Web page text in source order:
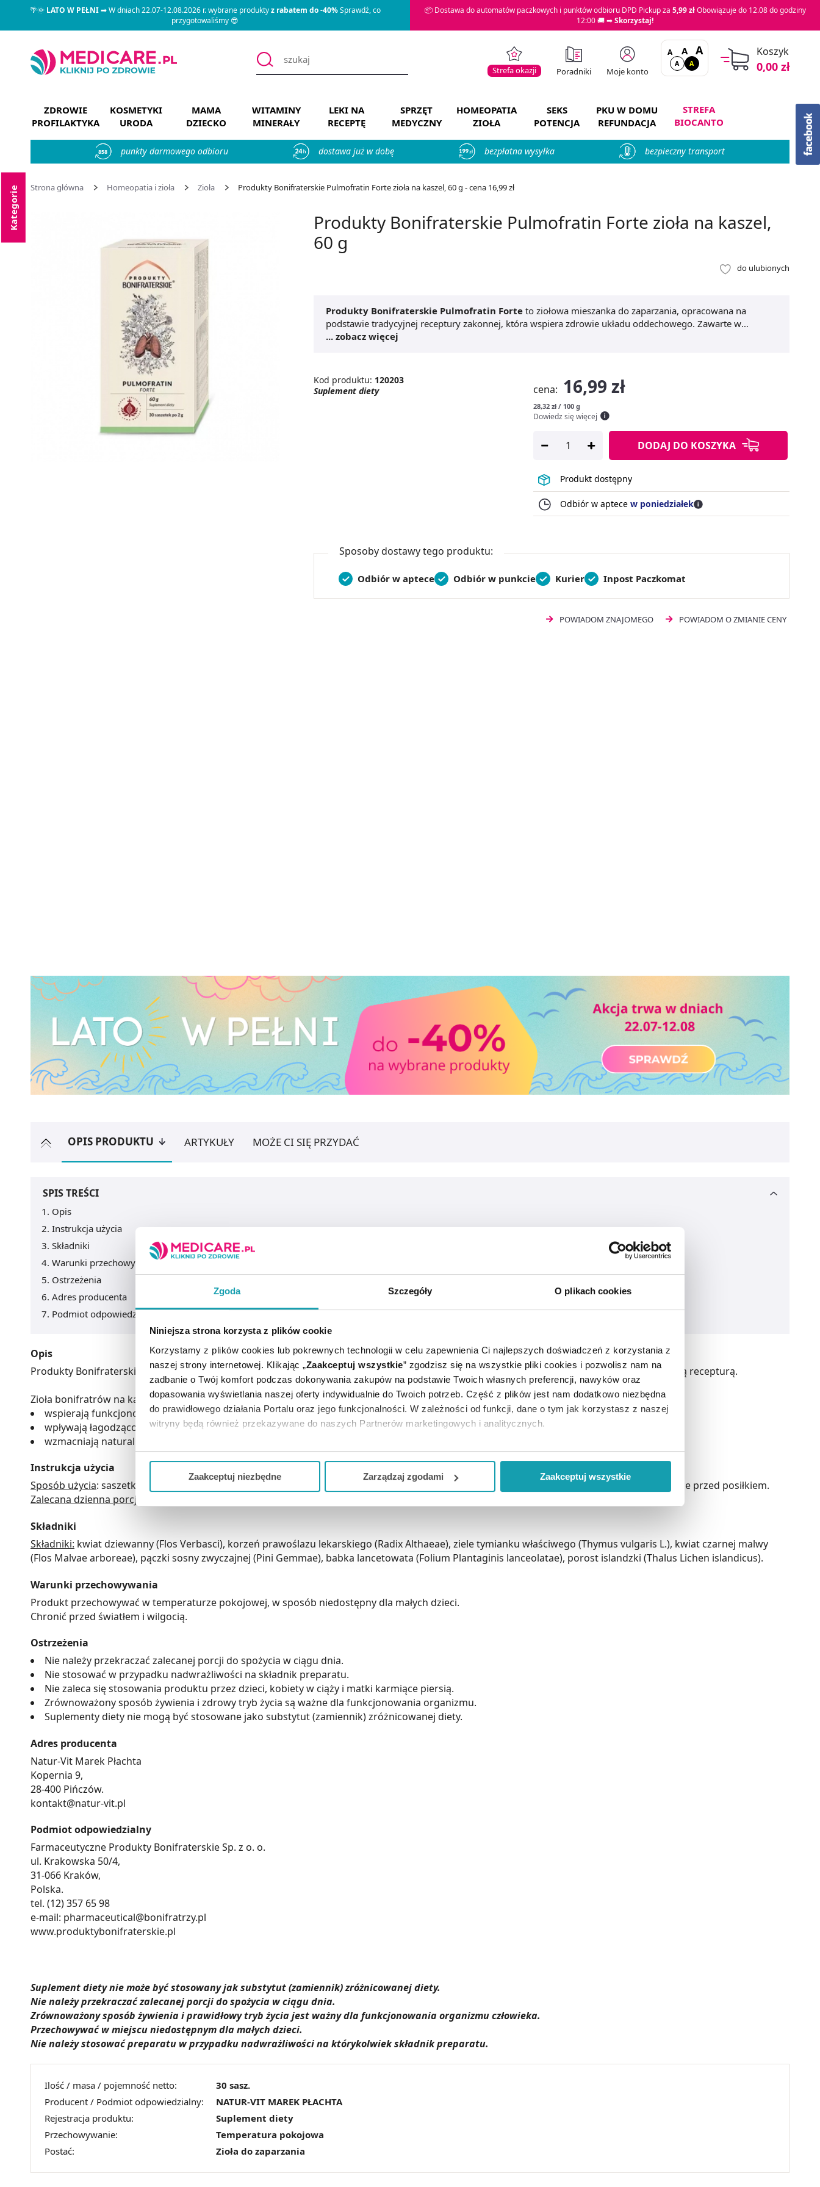
Zgoda Szczegóły O plikach cookies
Niniejsza strona korzysta z plików cookie
Korzystamy z plików cookies lub pokrewnych technologii w celu zapewnienia Ci najlepszych doświadczeń z korzystania z
naszej strony internetowej. Klikając „Zaakceptuj wszystkie” zgodzisz się na wszystkie pliki cookies i pozwolisz nam na
zadbanie o Twój komfort podczas dokonywania zakupów na podstawie Twoich własnych preferencji, nawyków oraz
dopasowania wyświetlania naszej oferty indywidualnie do Twoich potrzeb. Część z plików jest nam dodatkowo niezbędna
do prawidłowego działania Portalu oraz jego funkcjonalności. W zależności od funkcji, dane o tym jak korzystasz z naszej
witryny będą również przekazywane do naszych Partnerów marketingowych i analitycznych.
Jeżeli chcesz dostosować swoją zgodę i wybrać tylko niektóre dodatkowe funkcje, z którymi wiąże się zbieranie danych o
Zaakceptuj niezbędne Zarządzaj zgodami Zaakceptuj wszystkie
🌴🌞LATO W PEŁNI➡ W dniach 22.07-12.08.2026 r. wybrane produktyz rabatem do -40%Sprawdź, co
przygotowaliśmy 😎
📦 Dostawa do automatów paczkowych i punktów odbioru DPD Pickup za 5,99 złObowiązuje do 12.08 do godziny
12:00 🚚 ➡Skorzystaj!
Strefa okazji Poradniki Moje konto
A A A
A A
Koszyk
0,00 zł
ZDROWIE
PROFILAKTYKA
KOSMETYKI
URODA
MAMA
DZIECKO
WITAMINY
MINERAŁY
LEKI NA
RECEPTĘ
SPRZĘT
MEDYCZNY
HOMEOPATIA
ZIOŁA
SEKS
POTENCJA
PKU W DOMU
REFUNDACJA
STREFA
BIOCANTO
858 punkty darmowego odbioru dostawa już w dobę bezpłatna wysyłka bezpieczny transport
Strona główna Homeopatia i zioła Zioła Produkty Bonifraterskie Pulmofratin Forte zioła na kaszel, 60 g - cena 16,99 zł
Kategorie
Produkty Bonifraterskie Pulmofratin Forte zioła na kaszel,
60 g
do ulubionych
Produkty Bonifraterskie Pulmofratin Forte to ziołowa mieszanka do zaparzania, opracowana na
podstawie tradycyjnej receptury zakonnej, która wspiera zdrowie układu oddechowego. Zawarte w
preparacie składniki, takie jak dziewanna i tymianek właściwy, wspomagają prawidłowe funkcjonowanie
oddechowypomagają w walce z uporczywym kaszlem. Produkty Bonifraterskie Pulmofratin Forte to
niezawodny wybór dla zdrowia dróg oddechowych.
... zobacz więcej
Kod produktu: 120203
Suplement diety
cena: 16,99 zł
28,32 zł / 100 g
Dowiedz się więcej
DODAJ DO KOSZYKA
Produkt dostępny
Odbiór w aptece w poniedziałek
Sposoby dostawy tego produktu:
Odbiór w aptece Odbiór w punkcie Kurier Inpost Paczkomat
POWIADOM ZNAJOMEGO POWIADOM O ZMIANIE CENY
OPIS PRODUKTU ARTYKUŁY MOŻE CI SIĘ PRZYDAĆ
SPIS TREŚCI
Opis
Instrukcja użycia
Składniki
Warunki przechowywania
Ostrzeżenia
Adres producenta
Podmiot odpowiedzialny
Opis
Produkty Bonifraterskie Pulmofratin Forte to naturalna mieszanka ziołowa w postaci saszetek do zaparzania, sporządzona zgodnie z zakonną recepturą.
Zioła bonifratrów na kaszel - właściwości:
wspierają funkcjonowanie układu oddechowego (dziewanna, tymianek właściwy),
wpływają łagodząco na błonę śluzową gardła (czarna malwa, sosna zwyczajna, prawoślaz lekarski, porost islandzki),
wzmacniają naturalną odporność organizmu (babka lancetowata).
Instrukcja użycia
Sposób użycia: saszetkę ziół zalać szklanką wrzącej wody i zaparzać pod przykryciem około 10 minut. Pić napar trzy razy dziennie po 1 saszetce przed posiłkiem.
Zalecana dzienna porcja
Składniki
Składniki: kwiat dziewanny (Flos Verbasci), korzeń prawoślazu lekarskiego (Radix Althaeae), ziele tymianku właściwego (Thymus vulgaris L.), kwiat czarnej malwy
(Flos Malvae arboreae), pączki sosny zwyczajnej (Pini Gemmae), babka lancetowata (Folium Plantaginis lanceolatae), porost islandzki (Thalus Lichen islandicus).
Warunki przechowywania
Produkt przechowywać w temperaturze pokojowej, w sposób niedostępny dla małych dzieci.
Chronić przed światłem i wilgocią.
Ostrzeżenia
Nie należy przekraczać zalecanej porcji do spożycia w ciągu dnia.
Nie stosować w przypadku nadwrażliwości na składnik preparatu.
Nie zaleca się stosowania produktu przez dzieci, kobiety w ciąży i matki karmiące piersią.
Zrównoważony sposób żywienia i zdrowy tryb życia są ważne dla funkcjonowania organizmu.
Suplementy diety nie mogą być stosowane jako substytut (zamiennik) zróżnicowanej diety.
Adres producenta
Natur-Vit Marek Płachta
Kopernia 9,
28-400 Pińczów.
kontakt@natur-vit.pl
Podmiot odpowiedzialny
Farmaceutyczne Produkty Bonifraterskie Sp. z o. o.
ul. Krakowska 50/4,
31-066 Kraków,
Polska.
tel. (12) 357 65 98
e-mail: pharmaceutical@bonifratrzy.pl
www.produktybonifraterskie.pl
Suplement diety nie może być stosowany jak substytut (zamiennik) zróżnicowanej diety.
Nie należy przekraczać zalecanej porcji do spożycia w ciągu dnia.
Zrównoważony sposób żywienia i prawidłowy tryb życia jest ważny dla funkcjonowania organizmu człowieka.
Przechowywać w miejscu niedostępnym dla małych dzieci.
Nie należy stosować preparatu w przypadku nadwrażliwości na którykolwiek składnik preparatu.
Ilość / masa / pojemność netto:
30 sasz.
Producent / Podmiot odpowiedzialny:
NATUR-VIT MAREK PŁACHTA
Rejestracja produktu:
Suplement diety
Przechowywanie:
Temperatura pokojowa
Postać:
Zioła do zaparzania